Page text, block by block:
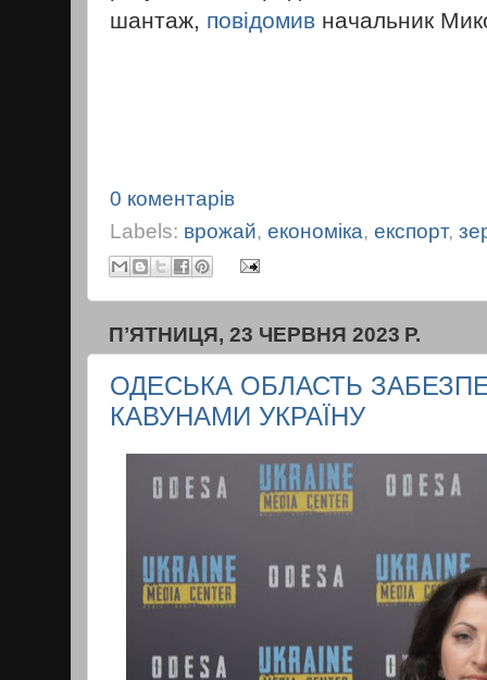
шантаж, повідомив начальник
0 коментарів
Labels: врожай, економіка, експорт,
ПʼЯТНИЦЯ, 23 ЧЕРВНЯ 2023 Р.
ОДЕСЬКА ОБЛАСТЬ
КАВУНАМИ УКРАЇНУ